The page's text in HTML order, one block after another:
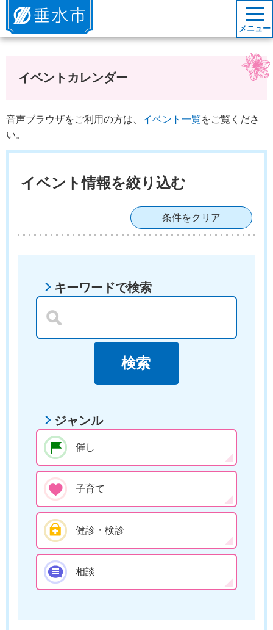
垂水市
メニュー
イベントカレンダー
音声ブラウザをご利用の方は、 イベント一覧をご覧くださ
い。
イベント情報を絞り込む
条件をクリア
キーワードで検索
ジャンル
催し
子育て
健診・検診
相談